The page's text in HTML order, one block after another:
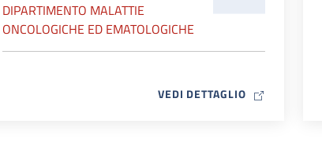
DIPARTIMENTO MALATTIE
ONCOLOGICHE ED EMATOLOGICHE
VEDI DETTAGLIOMAP ICON